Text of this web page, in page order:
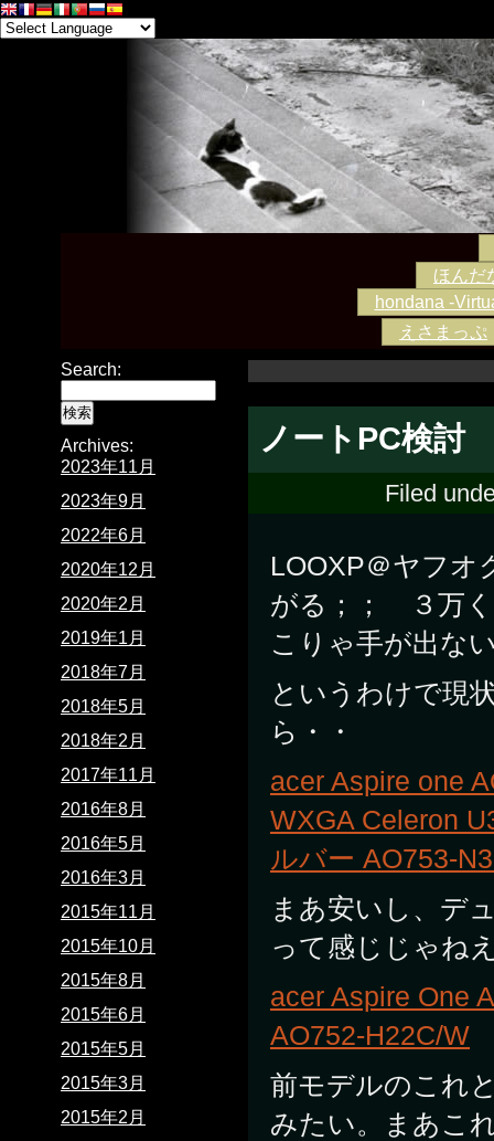
ほんだ
hondana -
えさまっぷ
ノートPC検討
Filed
LOOXP＠ヤフオ
がる；； ３万く
こりゃ手が出な
というわけで現
ら・・
acer Aspire one
WXGA Celeron
ルバー AO753-
まあ安いし、デ
って感じじゃね
acer Aspire One
AO752-H22C/W
前モデルのこれ
みたい。まあこ
Search:
Archives:
2023年11月
2023年9月
2022年6月
2020年12月
2020年2月
2019年1月
2018年7月
2018年5月
2018年2月
2017年11月
2016年8月
2016年5月
2016年3月
2015年11月
2015年10月
2015年8月
2015年6月
2015年5月
2015年3月
2015年2月